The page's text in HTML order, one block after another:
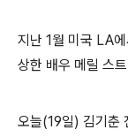
지난 1월 미국 LA
상한 배우 메릴 스
오늘(19일) 김기춘